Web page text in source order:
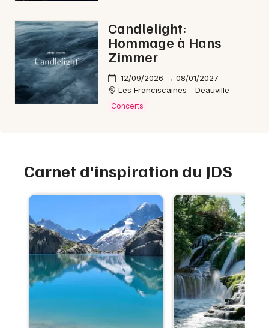
Candlelight:
Hommage à Hans
Zimmer
12/09/2026 → 08/01/2027
Les Franciscaines - Deauville
Concerts
Carnet d'inspiration du JDS